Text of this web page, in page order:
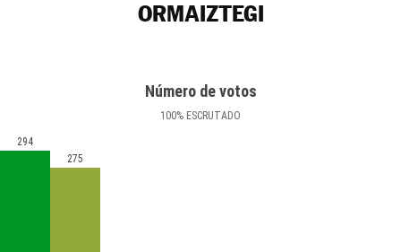
ORMAIZTEGI
Número de votos
100% ESCRUTADO
294
275